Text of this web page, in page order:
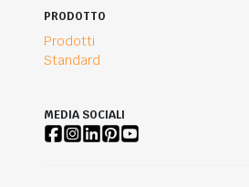
PRODOTTO
Prodotti
Standard
MEDIA SOCIALI